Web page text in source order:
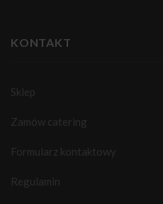
KONTAKT
Sklep
Zamów catering
Formularz kontaktowy
Regulamin